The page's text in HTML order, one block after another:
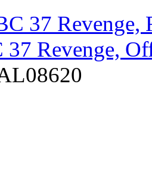
37 Revenge,
37 Revenge,